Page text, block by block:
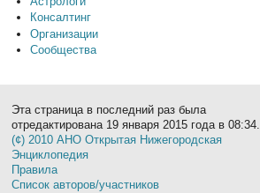
Консалтинг
Организации
Сообщества
Эта страница в последний раз была
отредактирована 19 января 2015 года в 08:34.
(¢) 2010 АНО Открытая Нижегородская
Энциклопедия
Правила
Список авторов/участников